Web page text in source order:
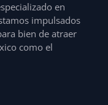
en
impulsados
bien de atraer
como el